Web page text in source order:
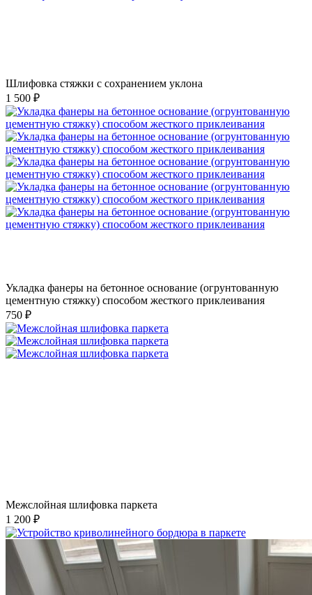
Шлифовка стяжки с сохранением уклона
1 500 ₽
Укладка фанеры на бетонное основание (огрунтованную
цементную стяжку) способом жесткого приклеивания
750 ₽
Межслойная шлифовка паркета
1 200 ₽